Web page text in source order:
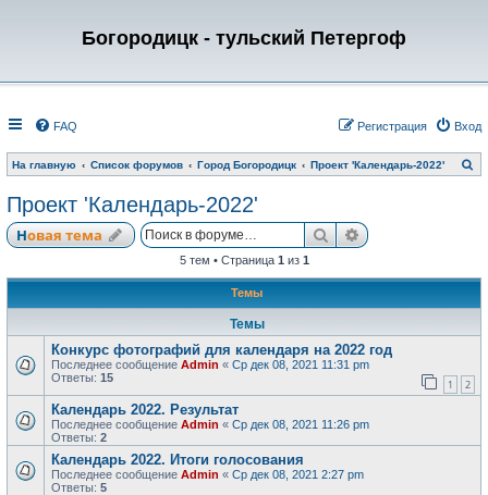
Богородицк - тульский Петергоф
FAQ Вход
Регистрация
На главную Список форумов Город Богородицк Проект 'Календарь-2022'
о
Проект 'Календарь-2022'
Новая тема ПоискРасширенный
5 тем • Страница 1 из 1
Темы
Темы
Конкурс фотографий для календаря на 2022 год
Последнее сообщение Admin « Ср дек 08, 2021 11:31 pm
Ответы: 15 1 2
Календарь 2022. Результат
Последнее сообщение Admin « Ср дек 08, 2021 11:26 pm
Ответы: 2
Календарь 2022. Итоги голосования
Последнее сообщение Admin « Ср дек 08, 2021 2:27 pm
Ответы: 5